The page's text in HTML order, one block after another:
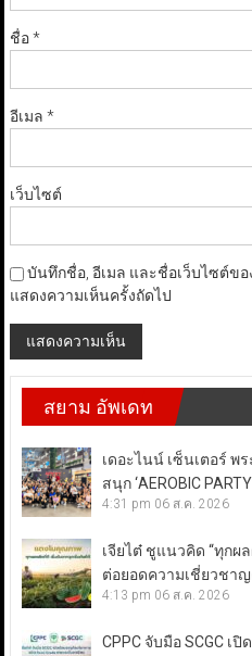
ชื่อ*
อีเมล *
เว็บไซต์
บันทึกชื่อ, อีเมล และชื่อเว็บไซต์ข
แสดงความเห็นครั้งถัดไป
สยาม อัพเดท
เดอะไนน์ เซ็นเตอร์ พ
สนุก ‘AEROBIC
4:31 pm 06 ส.ค. 2026
เจียไต๋ ชูแนวคิด “ทุกผ
ต่อยอดความเชี่ยวชา
4:13 pm 06 ส.ค. 2026
CPPC จับมือ SCGC